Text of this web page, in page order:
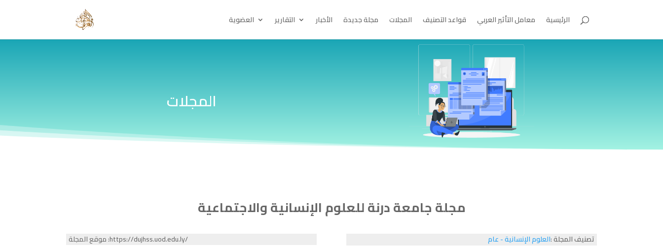
العضوية التقارير الأخبار مجلة جديدة المجلات قواعد التصنيف معامل التأثير العربي الرئيسية
المجلات
مجلة جامعة درنة للعلوم الإنسانية والاجتماعية
موقع المجلة :https://dujhss.uod.edu.ly/
تصنيف المجلة :العلوم الإنسانية - عام